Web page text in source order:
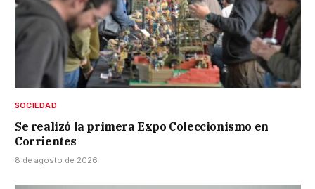
SOCIEDAD
Se realizó la primera Expo Coleccionismo en
Corrientes
8 de agosto de 2026